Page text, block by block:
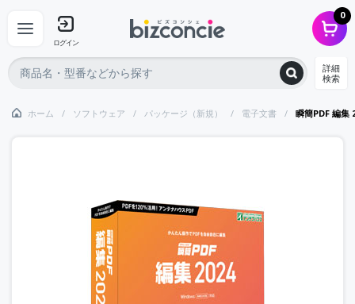
ログイン
0
詳細
検索
ホーム ソフトウェア パッケージ（新規） 電子文書 瞬簡PDF 編集